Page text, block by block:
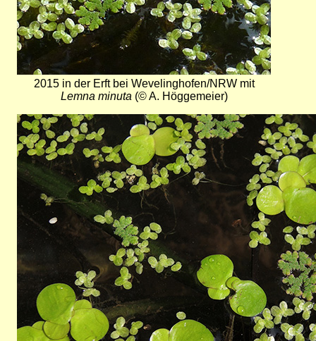
2015 in der Erft bei Wevelinghofen/NRW mit
Lemna minuta (© A. Höggemeier)
Bild